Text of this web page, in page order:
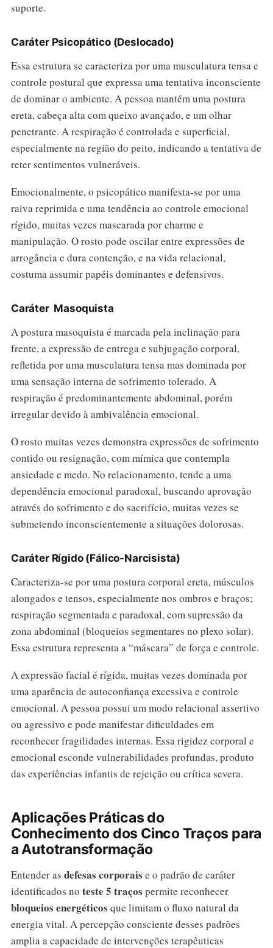
suporte.
Caráter Psicopático (Deslocado)
Essa estrutura se caracteriza por uma musculatura tensa e
controle postural que expressa uma tentativa inconsciente
de dominar o ambiente. A pessoa mantém uma postura
ereta, cabeça alta com queixo avançado, e um olhar
penetrante. A respiração é controlada e superficial,
especialmente na região do peito, indicando a tentativa de
reter sentimentos vulneráveis.
Emocionalmente, o psicopático manifesta-se por uma
raiva reprimida e uma tendência ao controle emocional
rígido, muitas vezes mascarada por charme e
manipulação. O rosto pode oscilar entre expressões de
arrogância e dura contenção, e na vida relacional,
costuma assumir papéis dominantes e defensivos.
Caráter Masoquista
A postura masoquista é marcada pela inclinação para
frente, a expressão de entrega e subjugação corporal,
refletida por uma musculatura tensa mas dominada por
uma sensação interna de sofrimento tolerado. A
respiração é predominantemente abdominal, porém
irregular devido à ambivalência emocional.
O rosto muitas vezes demonstra expressões de sofrimento
contido ou resignação, com mímica que contempla
ansiedade e medo. No relacionamento, tende a uma
dependência emocional paradoxal, buscando aprovação
através do sofrimento e do sacrifício, muitas vezes se
submetendo inconscientemente a situações dolorosas.
Caráter Rígido (Fálico-Narcisista)
Caracteriza-se por uma postura corporal ereta, músculos
alongados e tensos, especialmente nos ombros e braços;
respiração segmentada e paradoxal, com supressão da
zona abdominal (bloqueios segmentares no plexo solar).
Essa estrutura representa a “máscara” de força e controle.
A expressão facial é rígida, muitas vezes dominada por
uma aparência de autoconfiança excessiva e controle
emocional. A pessoa possui um modo relacional assertivo
ou agressivo e pode manifestar dificuldades em
reconhecer fragilidades internas. Essa rigidez corporal e
emocional esconde vulnerabilidades profundas, produto
das experiências infantis de rejeição ou crítica severa.
Aplicações Práticas do
Conhecimento dos Cinco Traços para
a Autotransformação
Entender as defesas corporais e o padrão de caráter
identificados no teste 5 traços permite reconhecer
bloqueios energéticos que limitam o fluxo natural da
energia vital. A percepção consciente desses padrões
amplia a capacidade de intervenções terapêuticas